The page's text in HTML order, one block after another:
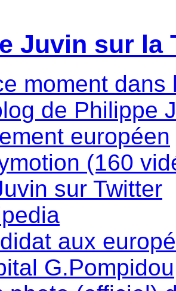
Juvin sur la
moment dans
de Philippe
européen
(160
sur Twitter
aux
G.Pompidou